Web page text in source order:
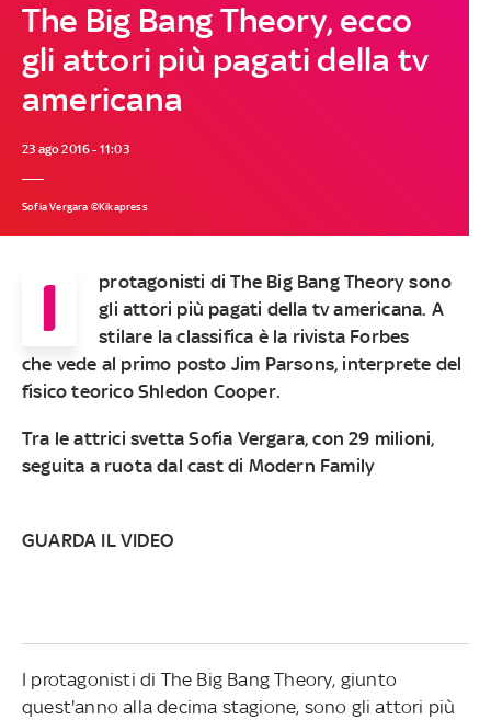
The Big Bang Theory, ecco
gli attori più pagati della tv
americana
23 ago 2016 - 11:03
Sofia Vergara ©Kikapress
I
protagonisti di The Big Bang Theory sono
gli attori più pagati della tv americana. A
stilare la classifica è la rivista Forbes
che vede al primo posto Jim Parsons, interprete del
fisico teorico Shledon Cooper.
Tra le attrici svetta Sofia Vergara, con 29 milioni,
seguita a ruota dal cast di Modern Family
GUARDA IL VIDEO
I protagonisti di The Big Bang Theory, giunto
quest'anno alla decima stagione, sono gli attori più